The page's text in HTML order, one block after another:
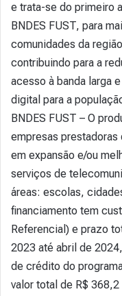
e trata-se do primeiro
BNDES FUST, para
comunidades da
contribuindo para a
acesso à banda larga
digital para a
BNDES FUST – O
empresas
em expansão e/ou
serviços de
áreas: escolas,
financiamento tem
Referencial) e prazo
2023 até abril de
de crédito do
valor total de R$